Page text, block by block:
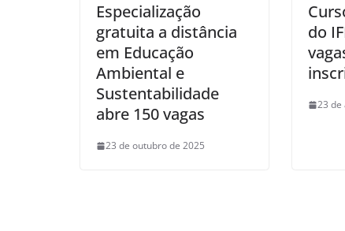
Especialização
gratuita a distância
em Educação
Ambiental e
Sustentabilidade
abre 150 vagas
23 de outubro de 2025
do
23 de